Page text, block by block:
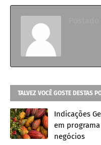
TALVEZ VOCÊ GOSTE DESTAS
Indicações
em
negócios